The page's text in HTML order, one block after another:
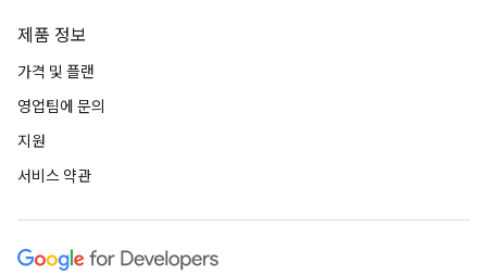
제품 정보
가격 및 플랜
영업팀에 문의
지원
서비스 약관